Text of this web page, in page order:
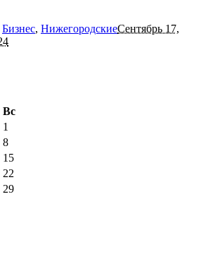
Бизнес, НижегородскиеСентябрь 17,
Вс
1
8
15
22
29